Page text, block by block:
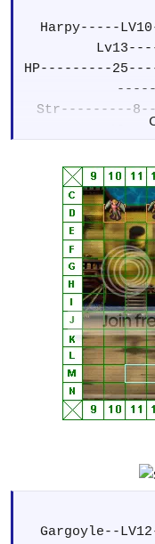
Harpy-----
HP---------
Str---------
-
Skl---------
-
Agi---------
-
Def---------
-
Mag--------
Luck--------
-
Weapon-Harpy
Bow-
Gargoyle--